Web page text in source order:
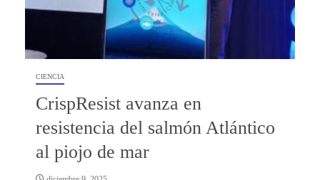
CIENCIA
CrispResist avanza en
resistencia del salmón Atlántico
al piojo de mar